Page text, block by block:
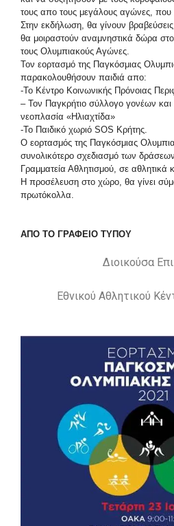
τους απο τους μεγάλους αγώνες, που
Στην εκδήλωση, θα γίνουν
θα μοιραστούν αναμνηστικά δώρα
τους Ολυμπιακούς Αγώνες.
Τον εορτασμό της Παγκόσμιας
παρακολουθήσουν παιδιά απο:
-Το Κέντρο Κοινωνικής Πρόνοιας
– Τον Παγκρήτιο σύλλογο γονέων και
νεοπλασία «Ηλιαχτίδα»
-Το Παιδικό χωριό SOS Κρήτης.
Ο εορτασμός της Παγκόσμιας
συνολικότερο σχεδιασμό των
Γραμματεία Αθλητισμού, σε αθλητικά
Η προσέλευση στο χώρο, θα γίνει
πρωτόκολλα.
ΑΠΟ ΤΟ ΓΡΑΦΕΙΟ ΤΥΠΟΥ
Διοικούσα
Εθνικού Αθλητικού